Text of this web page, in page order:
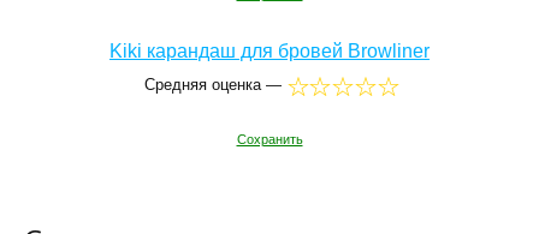
Kiki карандаш для бровей Browliner
Средняя оценка —
Сохранить